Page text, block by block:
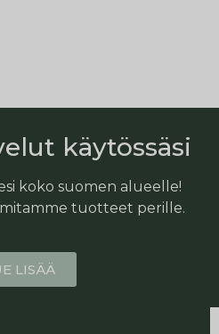
käytössäsi
koko suomen alueelle!
tuotteet perille.
LISÄÄ